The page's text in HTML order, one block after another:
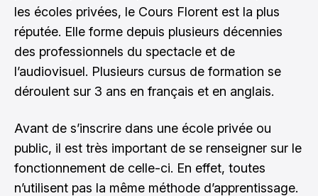
les écoles privées, le Cours Florent est la plus
réputée. Elle forme depuis plusieurs décennies
des professionnels du spectacle et de
l’audiovisuel. Plusieurs cursus de formation se
déroulent sur 3 ans en français et en anglais.
Avant de s’inscrire dans une école privée ou
public, il est très important de se renseigner sur le
fonctionnement de celle-ci. En effet, toutes
n’utilisent pas la même méthode d’apprentissage.